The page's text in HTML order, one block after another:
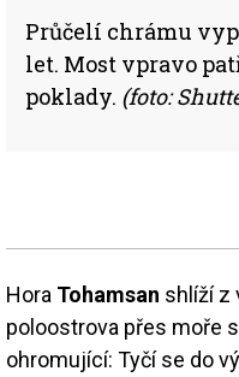
Průčelí chrámu
let. Most vpravo
poklady. (foto:
Hora Tohamsan shlíží z
poloostrova přes moře
ohromující: Tyčí se do